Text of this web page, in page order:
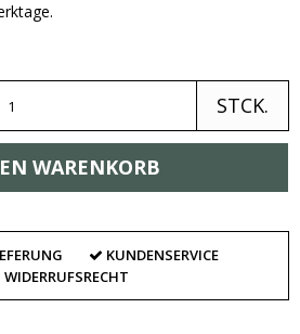
STCK.
WARENKORB
KUNDENSERVICE
WIDERRUFSRECHT